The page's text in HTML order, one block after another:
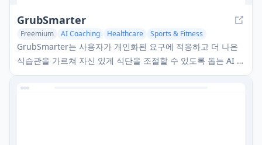
GrubSmarter
Freemium AI Coaching Healthcare Sports & Fitness
GrubSmarter는 사용자가 개인화된 요구에 적응하고 더 나은
식습관을 가르쳐 자신 있게 식단을 조절할 수 있도록 돕는 AI 기
반 영양 앱입니다.